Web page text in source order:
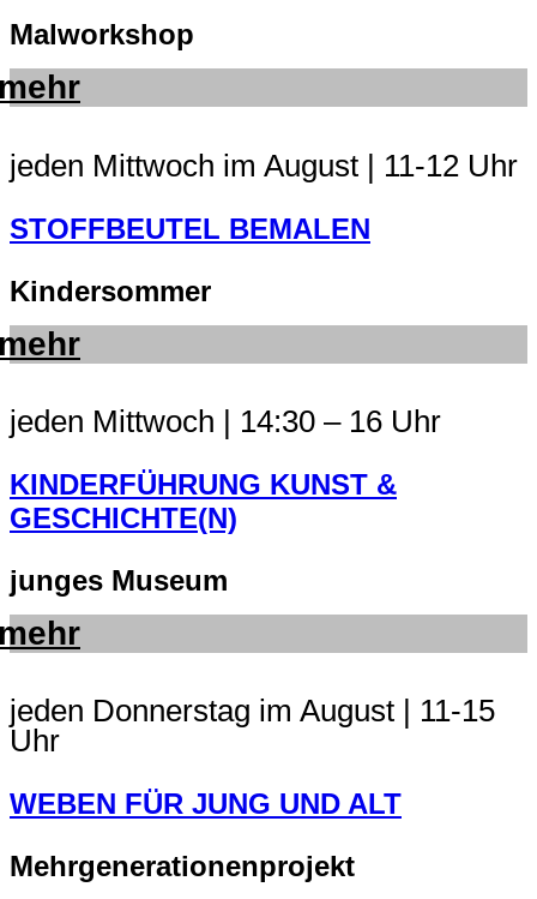
Malworkshop
jeden Mittwoch im August | 11-12 Uhr
STOFFBEUTEL BEMALEN
Kindersommer
jeden Mittwoch | 14:30 – 16 Uhr
KINDERFÜHRUNG KUNST &
GESCHICHTE(N)
junges Museum
jeden Donnerstag im August | 11-15
Uhr
WEBEN FÜR JUNG UND ALT
Mehrgenerationenprojekt